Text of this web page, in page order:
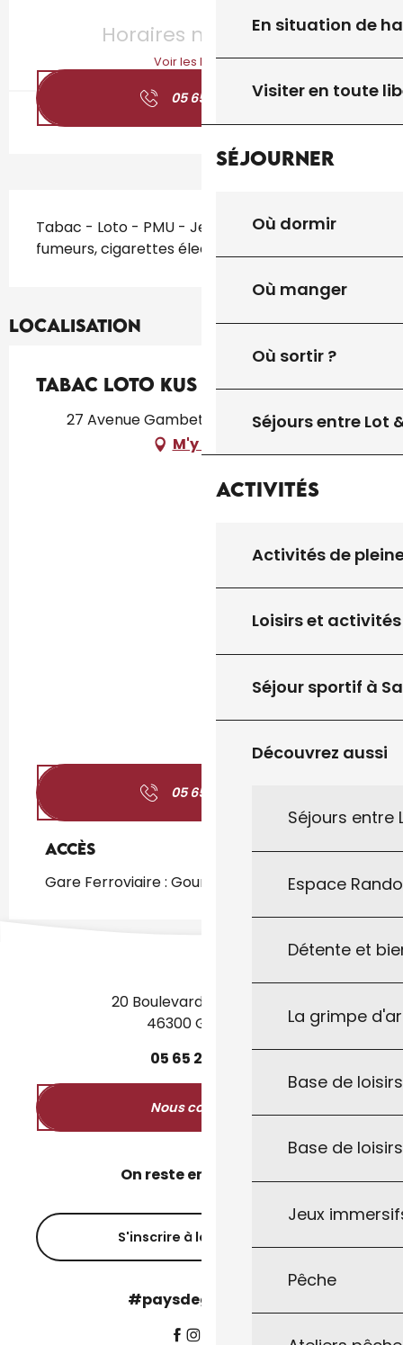
En situation de
Visiter en toute
Séjourner
Où dormir
Où manger
Où sortir ?
Séjours entre Lot
Activités
Activités de
Loisirs et activités
Séjour sportif à
Découvrez aussi
Séjours entre
Espace
Détente et
La grimpe
Base de
Base de
Jeux
Pêche
Horaires non définis
Voir les horaires
05 65 41 66 ▒▒
Tabac - Loto - PMU - Jeux. Relais colis. Articles
fumeurs, cigarettes électroniques.
Localisation
Tabac Loto Kus
27 Avenue Gambetta, 46300 Gourdon
M'y rendre
05 65 41 66
Accès
Accès
Gare Ferroviaire : Gourdon à 837m
20 Boulevard des Martyrs
46300 Gourdon
05 65 27
Nous contacter
On reste en contact ?
S'inscrire à la newsletter
#paysdegourdon !